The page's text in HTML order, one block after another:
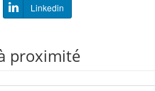
Linkedin
proximité